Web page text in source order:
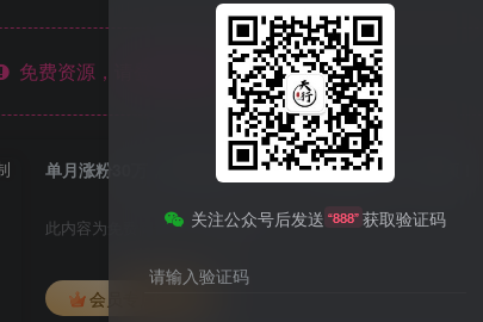
免费资源，请登录后查看
单月涨粉30万，带货收入20W，5分钟就能制作一个视频！
此内容为免费阅读，请登录后查看
会员专属资源
关注公众号后发送 “888” 获取验证码
请输入验证码